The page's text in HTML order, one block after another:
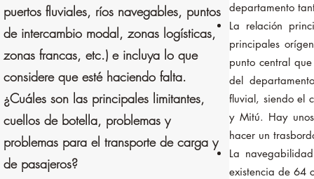
puertos fluviales, ríos navegables, puntos
de intercambio modal, zonas logísticas,
zonas francas, etc.) e incluya lo que
considere que esté haciendo falta.
¿Cuáles son las principales limitantes,
cuellos de botella, problemas y
problemas para el transporte de carga y
de pasajeros?
departamento
La relación
principales
punto central
del
fluvial, siendo el
y Mitú. Hay
hacer un
La
existencia de 64